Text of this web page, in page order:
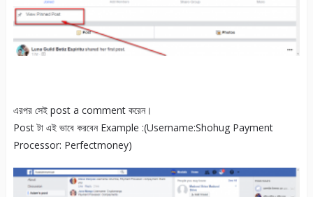
এরপর সেই post a comment করেন।
Post টা এই ভাবে করবেন Example :(Username:Shohug Payment
Processor: Perfectmoney)